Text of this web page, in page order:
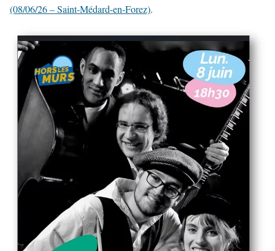
(08/06/26 – Saint-Médard-en-Forez).